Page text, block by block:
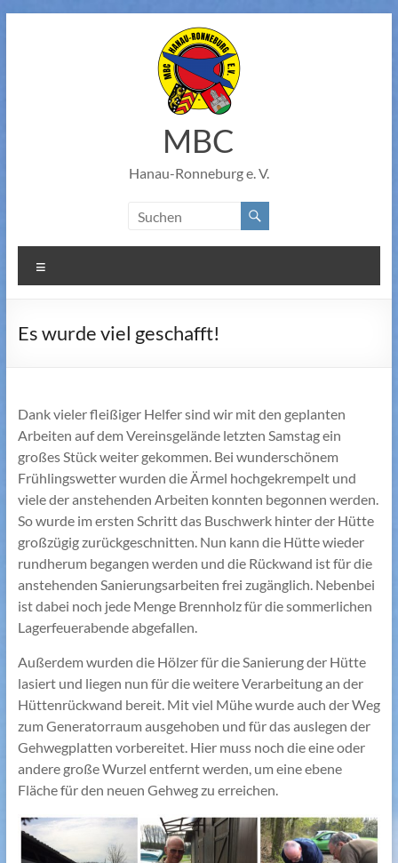
MBC
Hanau-Ronneburg e. V.
Es wurde viel geschafft!
Dank vieler fleißiger Helfer sind wir mit den geplanten
Arbeiten auf dem Vereinsgelände letzten Samstag ein
großes Stück weiter gekommen. Bei wunderschönem
Frühlingswetter wurden die Ärmel hochgekrempelt und
viele der anstehenden Arbeiten konnten begonnen werden.
So wurde im ersten Schritt das Buschwerk hinter der Hütte
großzügig zurückgeschnitten. Nun kann die Hütte wieder
rundherum begangen werden und die Rückwand ist für die
anstehenden Sanierungsarbeiten frei zugänglich. Nebenbei
ist dabei noch jede Menge Brennholz für die sommerlichen
Lagerfeuerabende abgefallen.
Außerdem wurden die Hölzer für die Sanierung der Hütte
lasiert und liegen nun für die weitere Verarbeitung an der
Hüttenrückwand bereit. Mit viel Mühe wurde auch der Weg
zum Generatorraum ausgehoben und für das auslegen der
Gehwegplatten vorbereitet. Hier muss noch die eine oder
andere große Wurzel entfernt werden, um eine ebene
Fläche für den neuen Gehweg zu erreichen.